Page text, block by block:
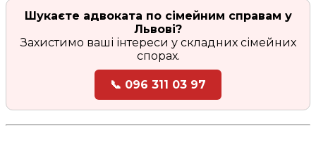
Шукаєте адвоката по сімейним справам у
Львові?
Захистимо ваші інтереси у складних сімейних
спорах.
📞 096 311 03 97